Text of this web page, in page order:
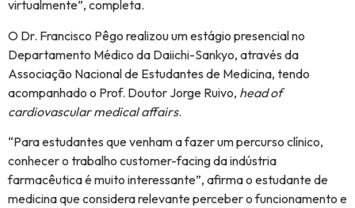
virtualmente”, completa.
O Dr. Francisco Pêgo realizou um estágio presencial no
Departamento Médico da Daiichi-Sankyo, através da
Associação Nacional de Estudantes de Medicina, tendo
acompanhado o Prof. Doutor Jorge Ruivo, head of
cardiovascular medical affairs.
“Para estudantes que venham a fazer um percurso clínico,
conhecer o trabalho customer-facing da indústria
farmacêutica é muito interessante”, afirma o estudante de
medicina que considera relevante perceber o funcionamento e